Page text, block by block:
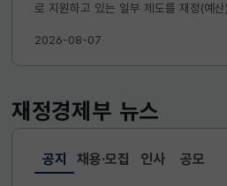
로 지원하고 있는 일부 제도를 재정(예
2026-08-07
재정경제부 뉴스
공지
선택됨
채용·모집 인사 공모